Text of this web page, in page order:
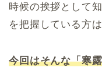
時候の挨拶として
を把握している方
今回はそんな「寒